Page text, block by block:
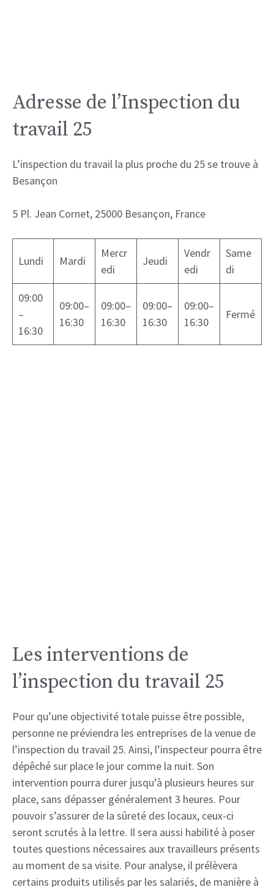
Adresse de l’Inspection du
travail 25
L’inspection du travail la plus proche du 25 se trouve à
Besançon
5 Pl. Jean Cornet, 25000 Besançon, France
Lundi Mardi
Mercr
edi
Jeudi
Vendr
edi
Same
di
09:00
–
16:30
09:00–
16:30
09:00–
16:30
09:00–
16:30
09:00–
16:30
Fermé
Les interventions de
l’inspection du travail 25
Pour qu’une objectivité totale puisse être possible,
personne ne préviendra les entreprises de la venue de
l’inspection du travail 25. Ainsi, l’inspecteur pourra être
dépêché sur place le jour comme la nuit. Son
intervention pourra durer jusqu’à plusieurs heures sur
place, sans dépasser généralement 3 heures. Pour
pouvoir s’assurer de la sûreté des locaux, ceux-ci
seront scrutés à la lettre. Il sera aussi habilité à poser
toutes questions nécessaires aux travailleurs présents
au moment de sa visite. Pour analyse, il prélèvera
certains produits utilisés par les salariés, de manière à